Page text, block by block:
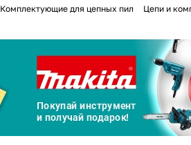
Комплектующие для цепных пил Цепи и
Разбейте
на частибез
График платежей